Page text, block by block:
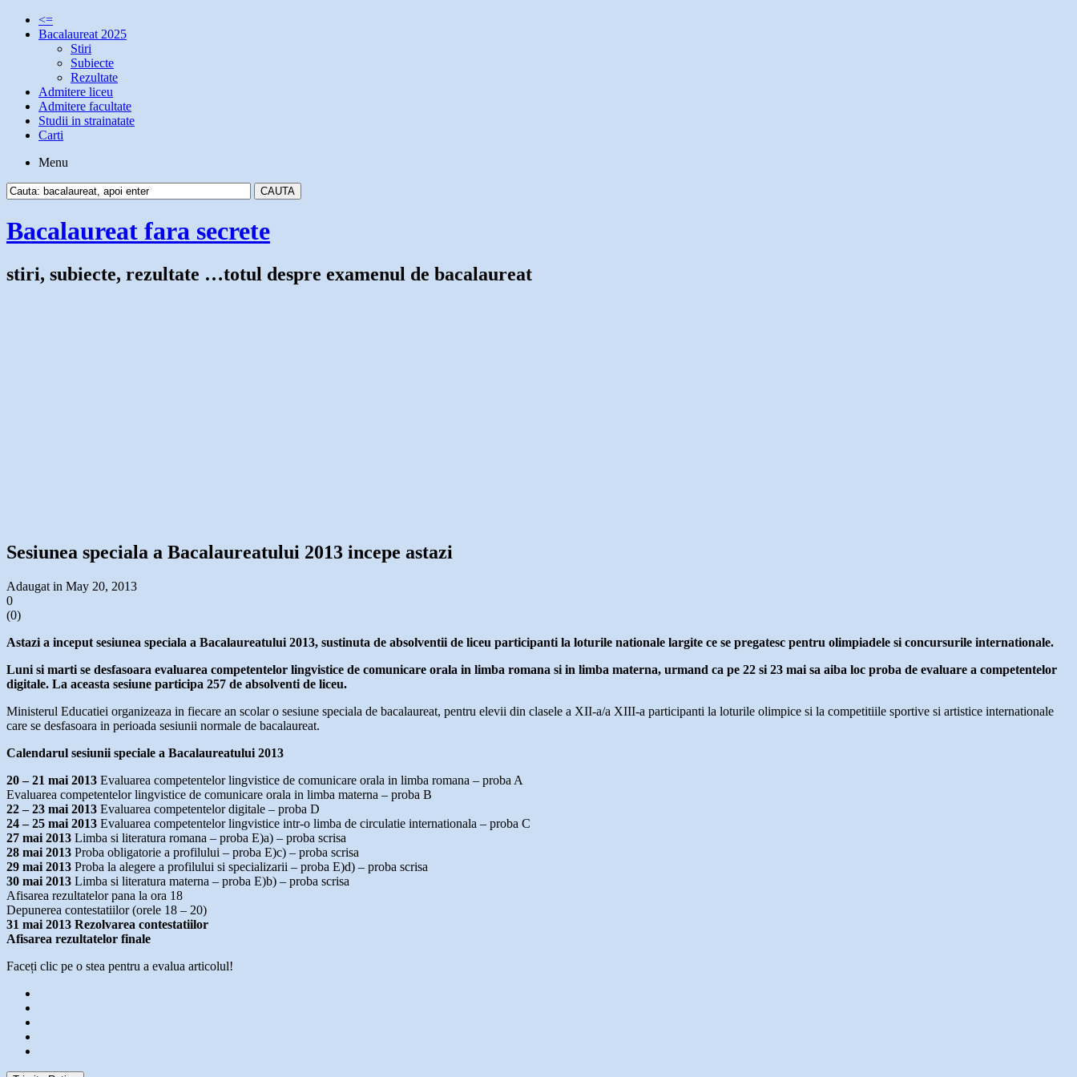
<=
Bacalaureat 2025
Stiri
Subiecte
Rezultate
Admitere liceu
Admitere facultate
Studii in strainatate
Carti
Menu
Bacalaureat fara secrete
stiri, subiecte, rezultate …totul despre examenul de bacalaureat
Sesiunea speciala a Bacalaureatului 2013 incepe astazi
Adaugat in May 20, 2013
0
(0)
Astazi a inceput sesiunea speciala a Bacalaureatului 2013, sustinuta de absolventii de liceu participanti la loturile nationale largite ce se pregatesc pentru olimpiadele si concursurile internationale.
Luni si marti se desfasoara evaluarea competentelor lingvistice de comunicare orala in limba romana si in limba materna, urmand ca pe 22 si 23 mai sa aiba loc proba de evaluare a competentelor
digitale. La aceasta sesiune participa 257 de absolventi de liceu.
Ministerul Educatiei organizeaza in fiecare an scolar o sesiune speciala de bacalaureat, pentru elevii din clasele a XII-a/a XIII-a participanti la loturile olimpice si la competitiile sportive si artistice internationale
care se desfasoara in perioada sesiunii normale de bacalaureat.
Calendarul sesiunii speciale a Bacalaureatului 2013
20 – 21 mai 2013 Evaluarea competentelor lingvistice de comunicare orala in limba romana – proba A
Evaluarea competentelor lingvistice de comunicare orala in limba materna – proba B
22 – 23 mai 2013 Evaluarea competentelor digitale – proba D
24 – 25 mai 2013 Evaluarea competentelor lingvistice intr-o limba de circulatie internationala – proba C
27 mai 2013 Limba si literatura romana – proba E)a) – proba scrisa
28 mai 2013 Proba obligatorie a profilului – proba E)c) – proba scrisa
29 mai 2013 Proba la alegere a profilului si specializarii – proba E)d) – proba scrisa
30 mai 2013 Limba si literatura materna – proba E)b) – proba scrisa
Afisarea rezultatelor pana la ora 18
Depunerea contestatiilor (orele 18 – 20)
31 mai 2013 Rezolvarea contestatiilor
Afisarea rezultatelor finale
Faceți clic pe o stea pentru a evalua articolul!